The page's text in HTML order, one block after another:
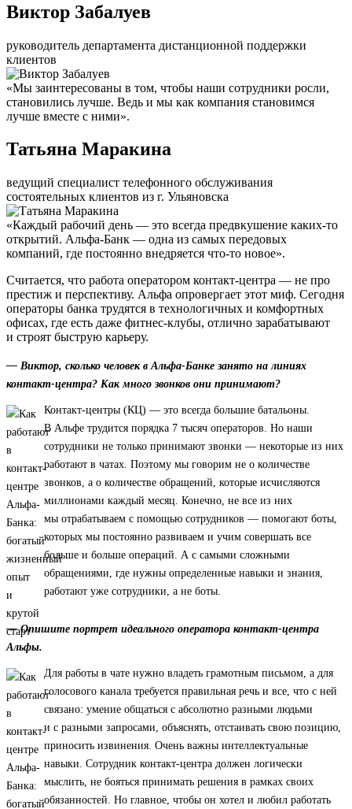
Виктор Забалуев
руководитель департамента дистанционной поддержки
клиентов
«Мы заинтересованы в том, чтобы наши сотрудники росли,
становились лучше. Ведь и мы как компания становимся
лучше вместе с ними».
Татьяна Маракина
ведущий специалист телефонного обслуживания
состоятельных клиентов из г. Ульяновска
«Каждый рабочий день — это всегда предвкушение каких-то
открытий. Альфа-Банк — одна из самых передовых
компаний, где постоянно внедряется что-то новое».
Считается, что работа оператором контакт-центра — не про
престиж и перспективу. Альфа опровергает этот миф. Сегодня
операторы банка трудятся в технологичных и комфортных
офисах, где есть даже фитнес-клубы, отлично зарабатывают
и строят быструю карьеру.
— Виктор, сколько человек в Альфа-Банке занято на линиях
контакт-центра? Как много звонков они принимают?
Контакт-центры (КЦ) — это всегда большие батальоны.
В Альфе трудится порядка 7 тысяч операторов. Но наши
сотрудники не только принимают звонки — некоторые из них
работают в чатах. Поэтому мы говорим не о количестве
звонков, а о количестве обращений, которые исчисляются
миллионами каждый месяц. Конечно, не все из них
мы отрабатываем с помощью сотрудников — помогают боты,
которых мы постоянно развиваем и учим совершать все
больше и больше операций. А с самыми сложными
обращениями, где нужны определенные навыки и знания,
работают уже сотрудники, а не боты.
— Опишите портрет идеального оператора контакт-центра
Альфы.
Для работы в чате нужно владеть грамотным письмом, а для
голосового канала требуется правильная речь и все, что с ней
связано: умение общаться с абсолютно разными людьми
и с разными запросами, объяснять, отстаивать свою позицию,
приносить извинения. Очень важны интеллектуальные
навыки. Сотрудник контакт-центра должен логически
мыслить, не бояться принимать решения в рамках своих
обязанностей. Но главное, чтобы он хотел и любил работать